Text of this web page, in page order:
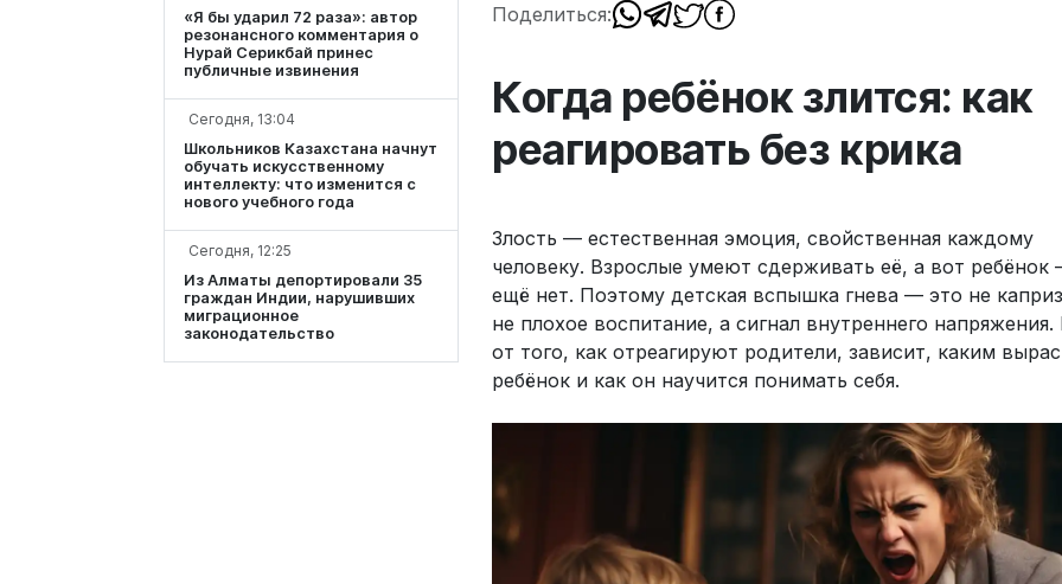
«Я бы ударил 72 раза»: автор
резонансного комментария о
Нурай Серикбай принес
публичные извинения
Сегодня, 13:04
Школьников Казахстана начнут
обучать искусственному
интеллекту: что изменится с
нового учебного года
Сегодня, 12:25
Из Алматы депортировали 35
граждан Индии, нарушивших
миграционное
законодательство
Поделиться:
Когда ребёнок злится: как
реагировать без крика
Злость — естественная эмоция, свойственная каждому
человеку. Взрослые умеют сдерживать её, а вот ребёнок
ещё нет. Поэтому детская вспышка гнева — это не
не плохое воспитание, а сигнал внутреннего
от того, как отреагируют родители, зависит, каким
ребёнок и как он научится понимать себя.